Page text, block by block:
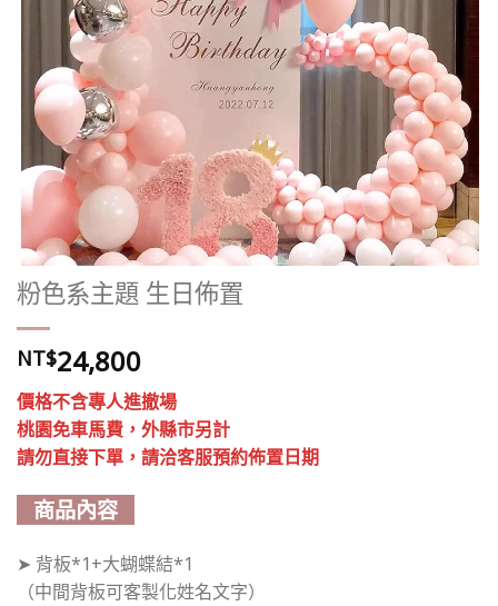
Add to
wishlist
粉色系主題 生日佈置
NT$24,800
價格不含專人進撤場
桃園免車馬費，外縣市另計
請勿直接下單，請洽客服預約佈置日期
商品內容
➤ 背板*1+大蝴蝶結*1
（中間背板可客製化姓名文字）